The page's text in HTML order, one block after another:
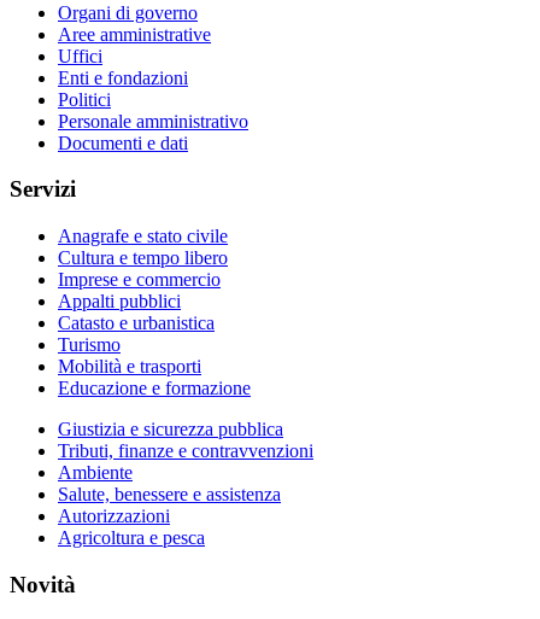
Organi di governo
Aree amministrative
Uffici
Enti e fondazioni
Politici
Personale amministrativo
Documenti e dati
Servizi
Anagrafe e stato civile
Cultura e tempo libero
Imprese e commercio
Appalti pubblici
Catasto e urbanistica
Turismo
Mobilità e trasporti
Educazione e formazione
Giustizia e sicurezza pubblica
Tributi, finanze e contravvenzioni
Ambiente
Salute, benessere e assistenza
Autorizzazioni
Agricoltura e pesca
Novità